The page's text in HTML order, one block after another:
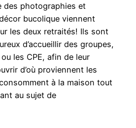
des photographies et
bucolique viennent
les deux retraités! Ils sont
d’accueillir des groupes,
les CPE, afin de leur
d’où proviennent les
à la maison tout
au sujet de